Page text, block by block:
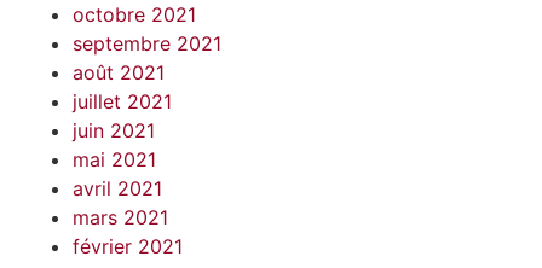
octobre 2021
septembre 2021
août 2021
juillet 2021
juin 2021
mai 2021
avril 2021
mars 2021
février 2021